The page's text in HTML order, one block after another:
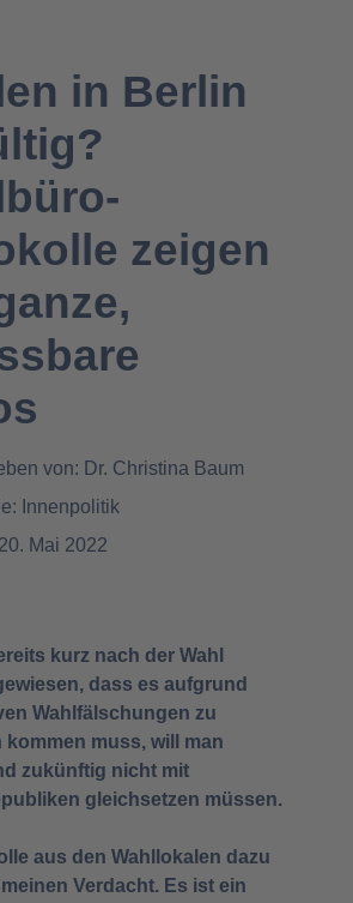
in Berlin
zeigen
von: Dr. Christina Baum
Innenpolitik
Mai 2022
kurz nach der Wahl
dass es aufgrund
Wahlfälschungen zu
kommen muss, will man
zukünftig nicht mit
gleichsetzen müssen.
aus den Wahllokalen dazu
Verdacht. Es ist ein